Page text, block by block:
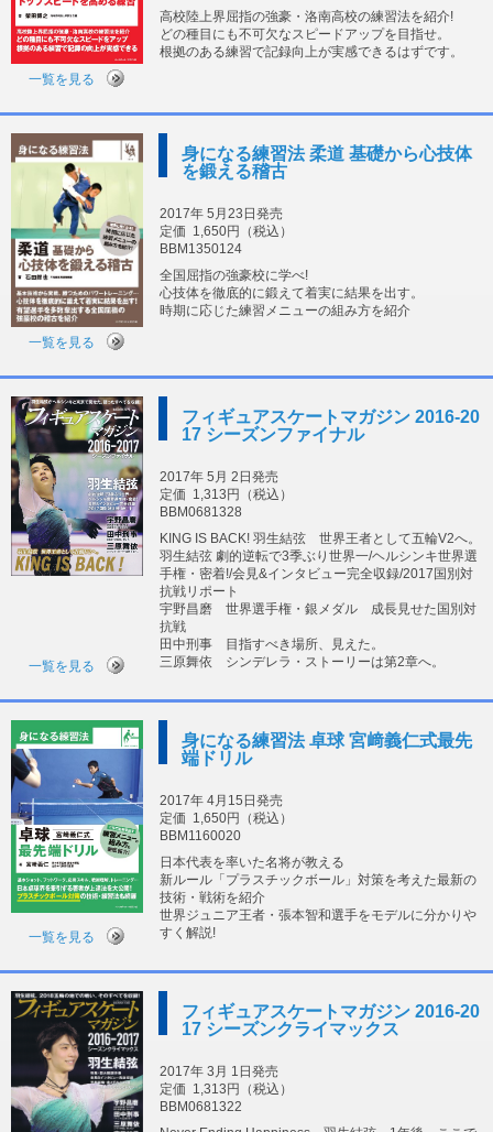
高校陸上界屈指の強豪・洛南高校の練習法を紹介!
どの種目にも不可欠なスピードアップを目指せ。
根拠のある練習で記録向上が実感できるはずです。
一覧を見る
身になる練習法 柔道 基礎から心技体
を鍛える稽古
2017年 5月23日発売
定価 1,650円（税込）
BBM1350124
全国屈指の強豪校に学べ!
心技体を徹底的に鍛えて着実に結果を出す。
時期に応じた練習メニューの組み方を紹介
一覧を見る
フィギュアスケートマガジン 2016-20
17 シーズンファイナル
2017年 5月 2日発売
定価 1,313円（税込）
BBM0681328
KING IS BACK! 羽生結弦 世界王者として五輪V2へ。
羽生結弦 劇的逆転で3季ぶり世界一/ヘルシンキ世界選
手権・密着!/会見&インタビュー完全収録/2017国別対
抗戦リポート
宇野昌磨 世界選手権・銀メダル 成長見せた国別対
抗戦
田中刑事 目指すべき場所、見えた。
三原舞依 シンデレラ・ストーリーは第2章へ。
一覧を見る
身になる練習法 卓球 宮﨑義仁式最先
端ドリル
2017年 4月15日発売
定価 1,650円（税込）
BBM1160020
日本代表を率いた名将が教える
新ルール「プラスチックボール」対策を考えた最新の
技術・戦術を紹介
世界ジュニア王者・張本智和選手をモデルに分かりや
すく解説!
一覧を見る
フィギュアスケートマガジン 2016-20
17 シーズンクライマックス
2017年 3月 1日発売
定価 1,313円（税込）
BBM0681322